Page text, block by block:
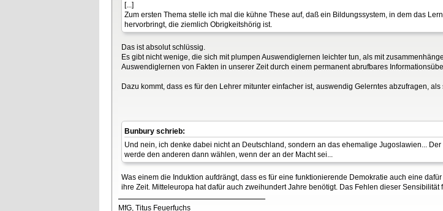
[...]
Zum ersten Thema stelle ich mal die kühne These auf, daß ein Bildungssystem, in dem das
hervorbringt, die ziemlich Obrigkeitshörig ist.
Das ist absolut schlüssig.
Es gibt nicht wenige, die sich mit plumpen Auswendiglernen leichter tun, als mit
Auswendiglernen von Fakten in unserer Zeit durch einem permanent abrufbares
Dazu kommt, dass es für den Lehrer mitunter einfacher ist, auswendig Gelerntes abzufragen,
Bunbury schrieb:
Und nein, ich denke dabei nicht an Deutschland, sondern an das ehemalige Jugoslawien...
werde den anderen dann wählen, wenn der an der Macht sei...
Was einem die Induktion aufdrängt, dass es für eine funktionierende Demokratie auch eine
ihre Zeit. Mitteleuropa hat dafür auch zweihundert Jahre benötigt. Das Fehlen dieser
MfG, Titus Feuerfuchs